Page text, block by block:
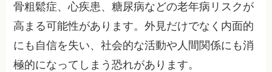
骨粗鬆症、心疾患、糖尿病などの老年病リスクが
高まる可能性があります。外見だけでなく内面的
にも自信を失い、社会的な活動や人間関係にも消
極的になってしまう恐れがあります。